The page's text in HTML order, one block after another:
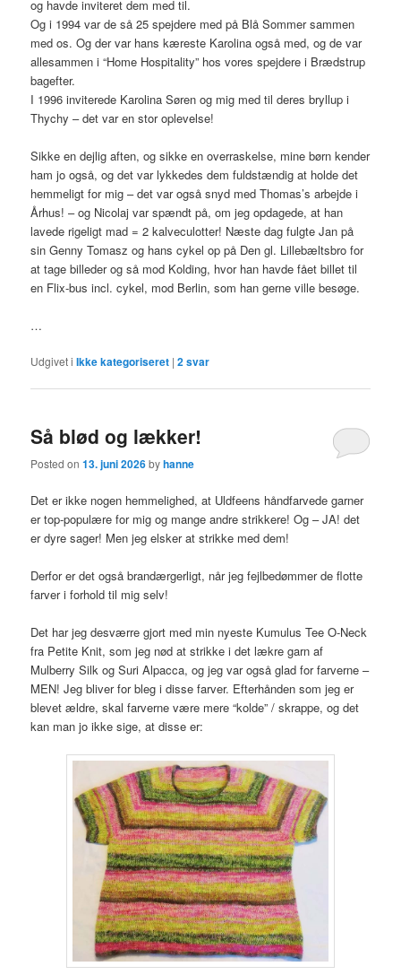
og havde inviteret dem med til.
Og i 1994 var de så 25 spejdere med på Blå Sommer sammen
med os. Og der var hans kæreste Karolina også med, og de var
allesammen i “Home Hospitality” hos vores spejdere i Brædstrup
bagefter.
I 1996 inviterede Karolina Søren og mig med til deres bryllup i
Thychy – det var en stor oplevelse!
Sikke en dejlig aften, og sikke en overraskelse, mine børn kender
ham jo også, og det var lykkedes dem fuldstændig at holde det
hemmeligt for mig – det var også snyd med Thomas’s arbejde i
Århus! – og Nicolaj var spændt på, om jeg opdagede, at han
lavede rigeligt mad = 2 kalveculotter! Næste dag fulgte Jan på
sin Genny Tomasz og hans cykel op på Den gl. Lillebæltsbro for
at tage billeder og så mod Kolding, hvor han havde fået billet til
en Flix-bus incl. cykel, mod Berlin, som han gerne ville besøge.
…
Udgivet i Ikke kategoriseret |2svar
Så blød og lækker!
Posted on13. juni 2026byhanne
Det er ikke nogen hemmelighed, at Uldfeens håndfarvede garner
er top-populære for mig og mange andre strikkere! Og – JA! det
er dyre sager! Men jeg elsker at strikke med dem!
Derfor er det også brandærgerligt, når jeg fejlbedømmer de flotte
farver i forhold til mig selv!
Det har jeg desværre gjort med min nyeste Kumulus Tee O-Neck
fra Petite Knit, som jeg nød at strikke i det lækre garn af
Mulberry Silk og Suri Alpacca, og jeg var også glad for farverne –
MEN! Jeg bliver for bleg i disse farver. Efterhånden som jeg er
blevet ældre, skal farverne være mere “kolde” / skrappe, og det
kan man jo ikke sige, at disse er: